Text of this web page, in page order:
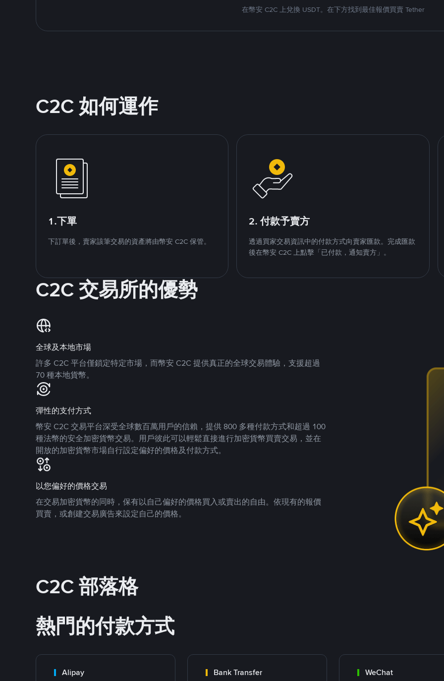
在幣安 C2C 上兌換 USDT。在下方找到最佳報價買賣 Tether
C2C 如何運作
1.下單
下訂單後，賣家該筆交易的資產將由幣安 C2C 保管。
2. 付款予賣方
透過買家交易資訊中的付款方式向賣家匯款。完成匯款
後在幣安 C2C 上點擊「已付款，通知賣方」。
C2C 交易所的優勢
全球及本地市場
許多 C2C 平台僅鎖定特定市場，而幣安 C2C 提供真正的全球交易體驗，支援超過
70 種本地貨幣。
彈性的支付方式
幣安 C2C 交易平台深受全球數百萬用戶的信賴，提供 800 多種付款方式和超過 100
種法幣的安全加密貨幣交易。用戶彼此可以輕鬆直接進行加密貨幣買賣交易，並在
開放的加密貨幣市場自行設定偏好的價格及付款方式。
以您偏好的價格交易
在交易加密貨幣的同時，保有以自己偏好的價格買入或賣出的自由。依現有的報價
買賣，或創建交易廣告來設定自己的價格。
C2C 部落格
熱門的付款方式
Alipay Bank Transfer WeChat